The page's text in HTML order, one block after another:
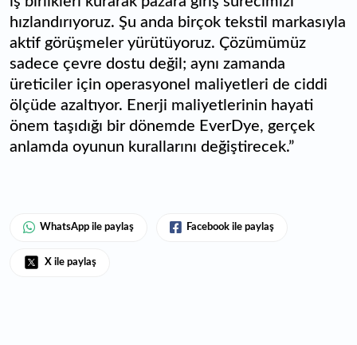
hızlandırıyoruz. Şu anda birçok tekstil markasıyla
aktif görüşmeler yürütüyoruz. Çözümümüz
sadece çevre dostu değil; aynı zamanda
üreticiler için operasyonel maliyetleri de ciddi
ölçüde azaltıyor. Enerji maliyetlerinin hayati
önem taşıdığı bir dönemde EverDye, gerçek
anlamda oyunun kurallarını değiştirecek.”
WhatsApp ile paylaş Facebook ile paylaş
X ile paylaş